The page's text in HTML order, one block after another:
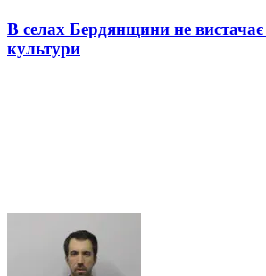
В селах Бердянщини не вистачає
культури